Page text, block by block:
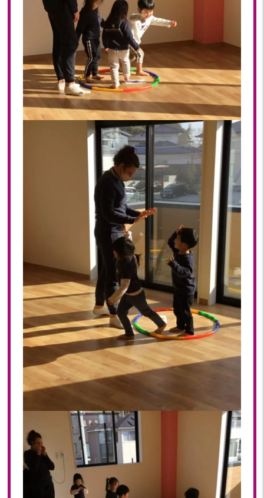
2022年 01月(18)
2021年 12月(20)
2021年 11月(19)
2021年 10月(20)
2021年 09月(20)
2021年 08月(22)